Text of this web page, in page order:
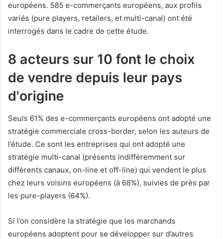
européens. 585 e-commerçants européens, aux profils
variés (pure players, retailers, et multi-canal) ont été
interrogés dans le cadre de cette étude.
8 acteurs sur 10 font le choix
de vendre depuis leur pays
d'origine
Seuls 61% des e-commerçants européens ont adopté une
stratégie commerciale cross-border, selon les auteurs de
l’étude. Ce sont les entreprises qui ont adopté une
stratégie multi-canal (présents indifféremment sur
différents canaux, on-line et off-line) qui vendent le plus
chez leurs voisins européens (à 68%), suivies de près par
les pure-players (64%).
Si l’on considère la stratégie que les marchands
européens adoptent pour se développer sur d’autres